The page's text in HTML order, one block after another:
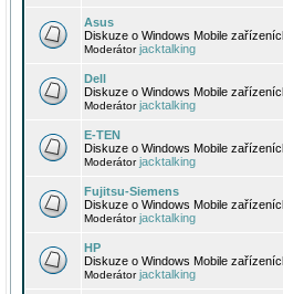
Asus
Diskuze o Windows Mobile
Moderátorjacktalking
Dell
Diskuze o Windows Mobile
Moderátorjacktalking
E-TEN
Diskuze o Windows Mobile
Moderátorjacktalking
Fujitsu-Siemens
Diskuze o Windows Mobile
Moderátorjacktalking
HP
Diskuze o Windows Mobile
Moderátorjacktalking